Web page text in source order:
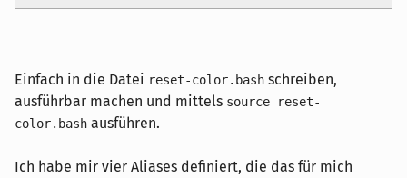
Einfach in die Datei reset-color.bash schreiben,
ausführbar machen und mittels source reset-
color.bash ausführen.
Ich habe mir vier Aliases definiert, die das für mich